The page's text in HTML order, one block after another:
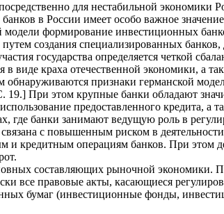
для нестабильной
в России имеет особо важное
формирование инвестиционных
создания специализированных банков,
государства определяется четкой
виде краха отечественной экономики, а
обнаруживаются признаки германской
19.] При этом крупные банки обладают
предоставленного
банки занимают ведущую роль в
с повышенным риском в
кредитным операциям банков. При этом
составляющих рыночной экономики.
все правовые акты, касающиеся
бумаг (инвестиционные фонды,